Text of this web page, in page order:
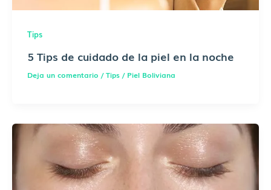
Tips
5 Tips de cuidado de la piel en la noche
Deja un comentario /Tips/ Piel Boliviana